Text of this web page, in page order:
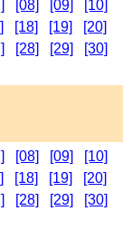
[08] [09]
[10]
[18] [19]
[20]
[28] [29] [30]
[08] [09]
[10]
[18] [19]
[20]
[28] [29]
[30]